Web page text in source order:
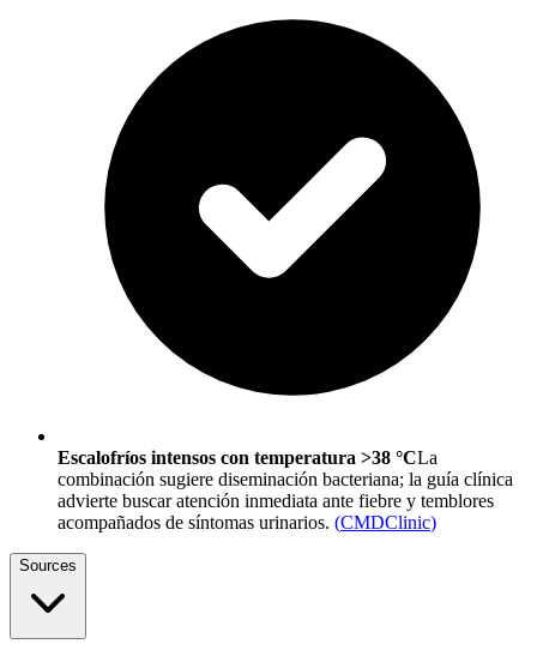
Escalofríos intensos con temperatura >38 °CLa
combinación sugiere diseminación bacteriana; la guía clínica
advierte buscar atención inmediata ante fiebre y temblores
acompañados de síntomas urinarios. (CMDClinic)
Sources